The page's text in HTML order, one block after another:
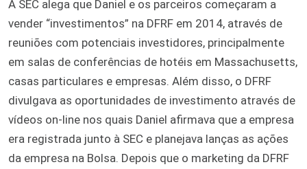
A SEC alega que Daniel e os parceiros começaram a
vender “investimentos” na DFRF em 2014, através de
reuniões com potenciais investidores, principalmente
em salas de conferências de hotéis em Massachusetts,
casas particulares e empresas. Além disso, o DFRF
divulgava as oportunidades de investimento através de
vídeos on-line nos quais Daniel afirmava que a empresa
era registrada junto à SEC e planejava lanças as ações
da empresa na Bolsa. Depois que o marketing da DFRF